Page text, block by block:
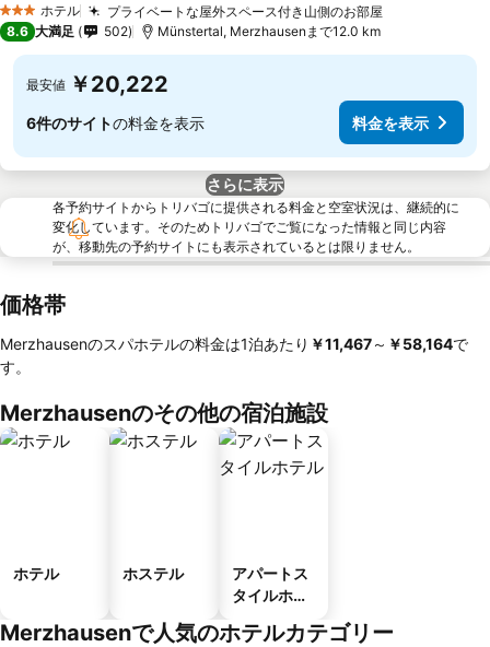
3 ホテルのランク
ホテル プライベートな屋外スペース付き山側のお部屋
8.6 大満足 502 Münstertal, Merzhausenまで12.0 km
最安値 ￥20,222
6件のサイトの料金を表示 料金を表示
さらに表示
各予約サイトからトリバゴに提供される料金と空室状況は、継続的に
変化しています。そのためトリバゴでご覧になった情報と同じ内容
が、移動先の予約サイトにも表示されているとは限りません。
価格帯
Merzhausenのスパホテルの料金は1泊あたり ‎￥11,467～ ‎￥58,164で
す。
Merzhausenのその他の宿泊施設
ホテル ホステル
アパートス
タイルホテ
Merzhausenで人気のホテルカテゴリー